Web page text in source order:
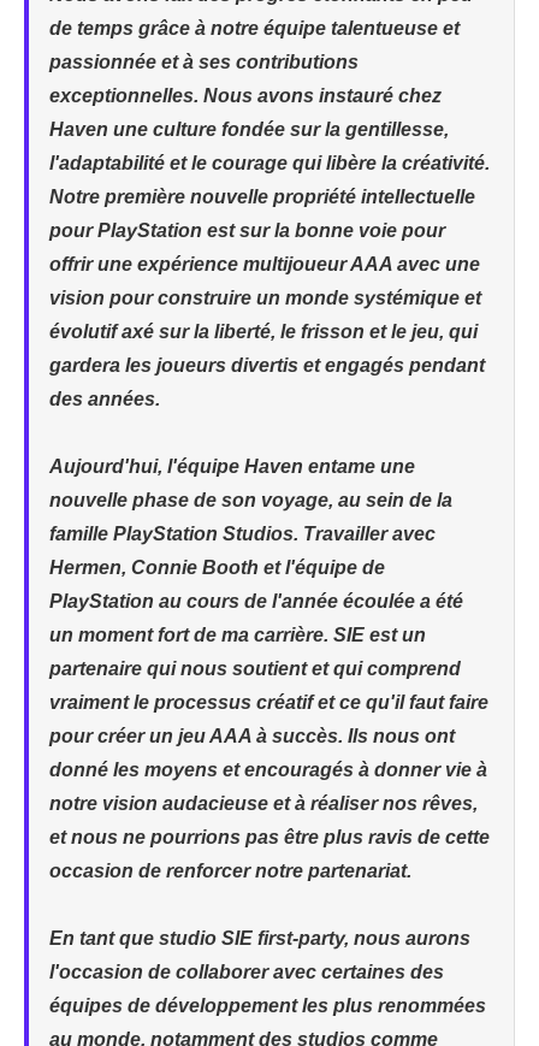
de temps grâce à notre équipe talentueuse et
passionnée et à ses contributions
exceptionnelles. Nous avons instauré chez
Haven une culture fondée sur la gentillesse,
l'adaptabilité et le courage qui libère la créativité.
Notre première nouvelle propriété intellectuelle
pour PlayStation est sur la bonne voie pour
offrir une expérience multijoueur AAA avec une
vision pour construire un monde systémique et
évolutif axé sur la liberté, le frisson et le jeu, qui
gardera les joueurs divertis et engagés pendant
des années.
Aujourd'hui, l'équipe Haven entame une
nouvelle phase de son voyage, au sein de la
famille PlayStation Studios. Travailler avec
Hermen, Connie Booth et l'équipe de
PlayStation au cours de l'année écoulée a été
un moment fort de ma carrière. SIE est un
partenaire qui nous soutient et qui comprend
vraiment le processus créatif et ce qu'il faut faire
pour créer un jeu AAA à succès. Ils nous ont
donné les moyens et encouragés à donner vie à
notre vision audacieuse et à réaliser nos rêves,
et nous ne pourrions pas être plus ravis de cette
occasion de renforcer notre partenariat.
En tant que studio SIE first-party, nous aurons
l'occasion de collaborer avec certaines des
équipes de développement les plus renommées
au monde, notamment des studios comme